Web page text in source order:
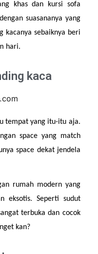
khas dan kursi sofa
suasananya yang
kacanya sebaiknya beri
hari.
kaca
tempat yang itu-itu aja.
space yang match
space dekat jendela
rumah modern yang
eksotis. Seperti sudut
terbuka dan cocok
kan?